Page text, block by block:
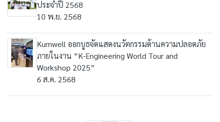
ประจำปี 2568
10 พ.ย. 2568
Kumwell ออกบูธจัดแสดงนวัตกรรมด้านความปลอดภัย
ภายในงาน “K-Engineering World Tour and
Workshop 2025”
6 ส.ค. 2568